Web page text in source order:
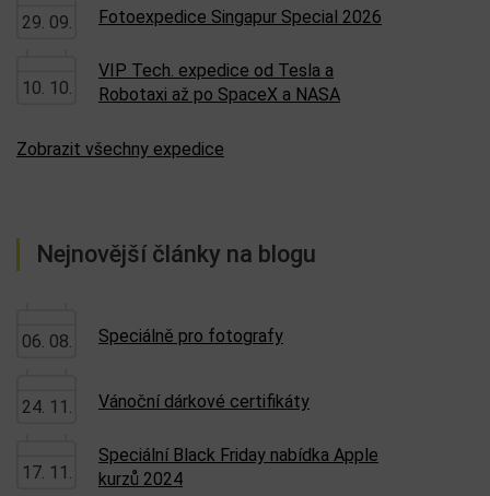
29. 09. Fotoexpedice Singapur Special 2026
10. 10.
VIP Tech. expedice od Tesla a
Robotaxi až po SpaceX a NASA
Zobrazit všechny expedice
Nejnovější články na blogu
06. 08. Speciálně pro fotografy
24. 11. Vánoční dárkové certifikáty
17. 11.
Speciální Black Friday nabídka Apple
kurzů 2024